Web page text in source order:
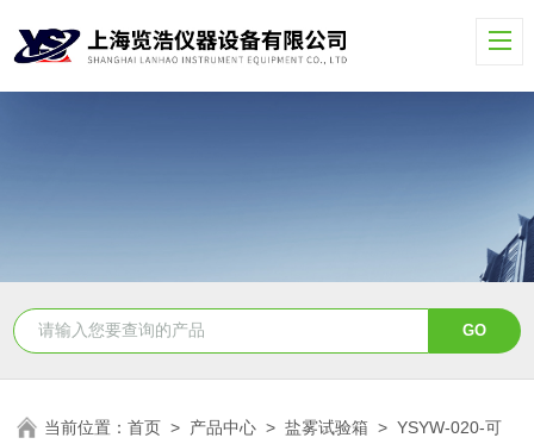
当前位置：首页 > 产品中心 >盐雾试验箱 >YSYW-020-可